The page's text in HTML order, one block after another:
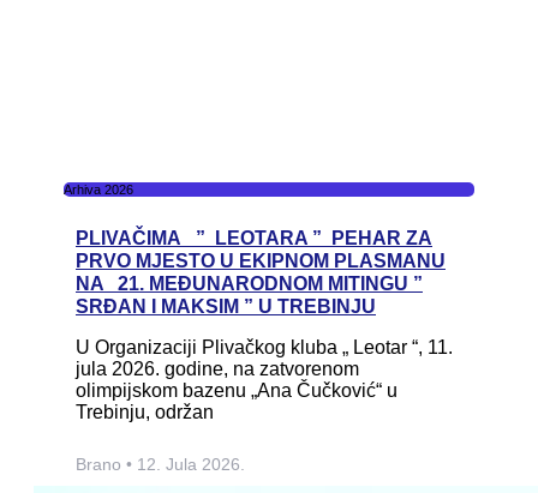
Arhiva 2026
PLIVAČIMA ” LEOTARA ” PEHAR ZA
PRVO MJESTO U EKIPNOM PLASMANU
NA 21. MEĐUNARODNOM MITINGU ”
SRĐAN I MAKSIM ” U TREBINJU
U Organizaciji Plivačkog kluba „ Leotar “, 11.
jula 2026. godine, na zatvorenom
olimpijskom bazenu „Ana Čučković“ u
Trebinju, održan
Brano 12. Jula 2026.